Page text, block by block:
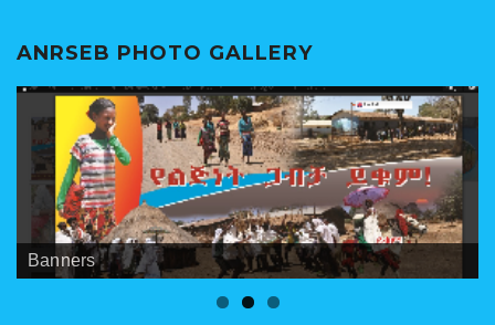
ANRSEB PHOTO GALLERY
ANRSEB Photo Gallery
Banners
Meetings